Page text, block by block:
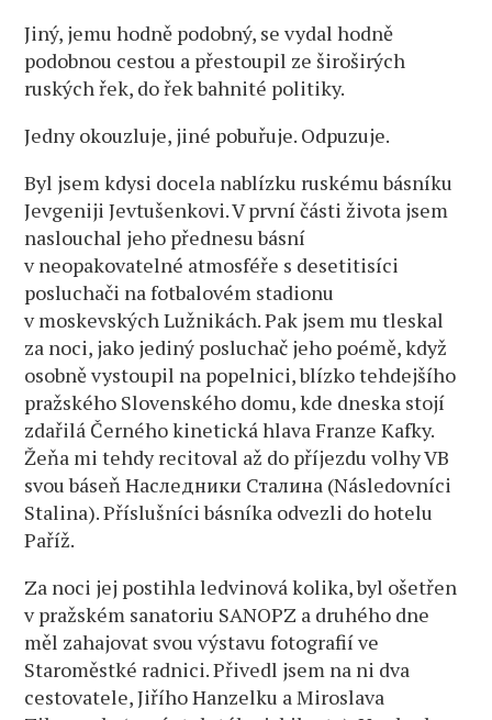
Jiný, jemu hodně podobný, se vydal hodně
podobnou cestou a přestoupil ze široširých
ruských řek, do řek bahnité politiky.
Jedny okouzluje, jiné pobuřuje. Odpuzuje.
Byl jsem kdysi docela nablízku ruskému básníku
Jevgeniji Jevtušenkovi. V první části života jsem
naslouchal jeho přednesu básní
v neopakovatelné atmosféře s desetitisíci
posluchači na fotbalovém stadionu
v moskevských Lužnikách. Pak jsem mu tleskal
za noci, jako jediný posluchač jeho poémě, když
osobně vystoupil na popelnici, blízko tehdejšího
pražského Slovenského domu, kde dneska stojí
zdařilá Černého kinetická hlava Franze Kafky.
Žeňa mi tehdy recitoval až do příjezdu volhy VB
svou báseň Наследники Сталина (Následovníci
Stalina). Příslušníci básníka odvezli do hotelu
Paříž.
Za noci jej postihla ledvinová kolika, byl ošetřen
v pražském sanatoriu SANOPZ a druhého dne
měl zahajovat svou výstavu fotografií ve
Staroměstké radnici. Přivedl jsem na ni dva
cestovatele, Jiřího Hanzelku a Miroslava